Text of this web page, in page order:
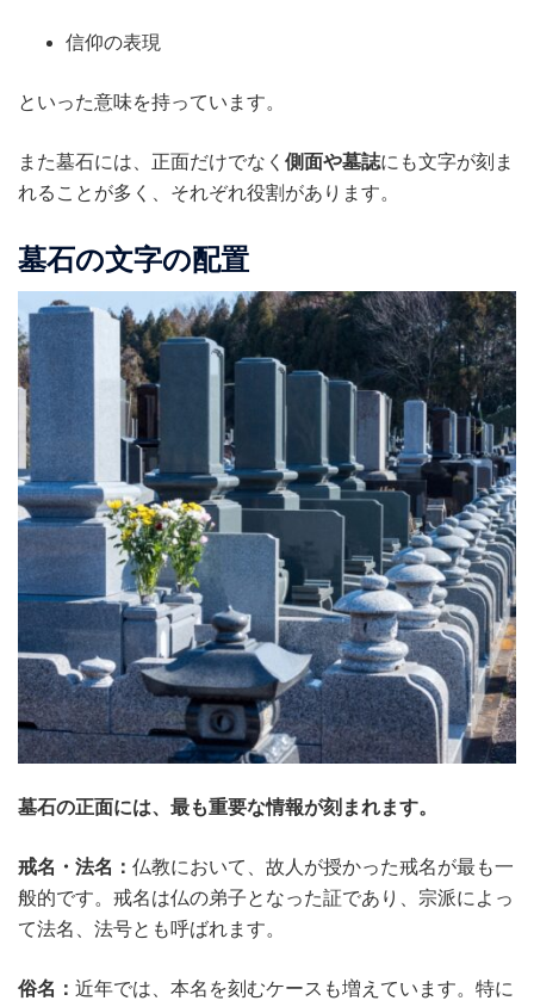
信仰の表現
といった意味を持っています。
また墓石には、正面だけでなく 側面や墓誌にも文字が刻ま
れることが多く、それぞれ役割があります。
墓石の文字の配置
墓石の正面には、最も重要な情報が刻まれます。
戒名・法名： 仏教において、故人が授かった戒名が最も一
般的です。戒名は仏の弟子となった証であり、宗派によっ
て法名、法号とも呼ばれます。
俗名： 近年では、本名を刻むケースも増えています。特に